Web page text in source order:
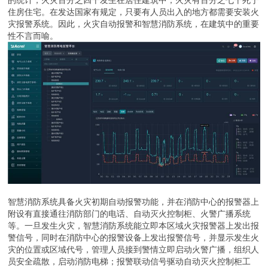
住房住宅。在发达国家有规定，只要有人员出入的地方都需要安装火
灾报警系统。因此，火灾自动报警和智慧消防系统，在建筑中的重要
性不言而喻。
智慧消防系统具备火灾初期自动报警功能，并在消防中心的报警器上
附设有直接通往消防部门的电话、自动灭火控制柜、火警广播系统
等。一旦发生火灾，智慧消防系统能立即本区域火灾报警器上发出报
警信号，同时在消防中心的报警设备上发出报警信号，并显示发生火
灾的位置或区域代号，管理人员接到警情立即启动火警广播，组织人
员安全疏散，启动消防电梯；报警联动信号驱动自动灭火控制柜工